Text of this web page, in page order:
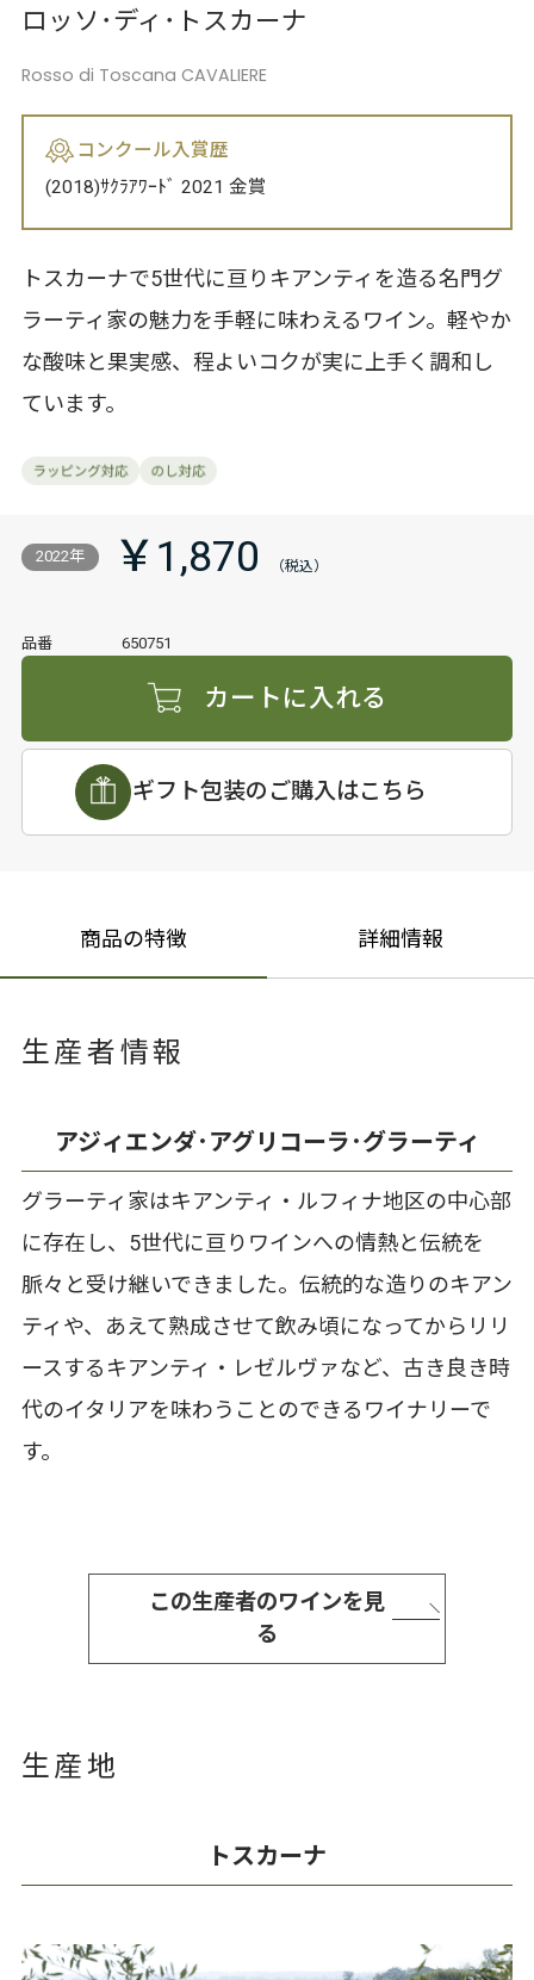
ロッソ･ディ･トスカーナ
Rosso di Toscana CAVALIERE
コンクール入賞歴
(2018)ｻｸﾗｱﾜｰﾄﾞ 2021 金賞
トスカーナで5世代に亘りキアンティを造る名門グ
ラーティ家の魅力を手軽に味わえるワイン。軽やか
な酸味と果実感、程よいコクが実に上手く調和し
ています。
2022年 ￥1,870
品番 650751
カートに入れる
ギフト包装のご購入はこちら
商品の特徴 詳細情報
生産者情報
アジィエンダ･アグリコーラ･グラーティ
グラーティ家はキアンティ・ルフィナ地区の中心部
に存在し、5世代に亘りワインへの情熱と伝統を
脈々と受け継いできました。伝統的な造りのキアン
ティや、あえて熟成させて飲み頃になってからリリ
ースするキアンティ・レゼルヴァなど、古き良き時
代のイタリアを味わうことのできるワイナリーで
す。
この生産者のワインを見
る
生産地
トスカーナ